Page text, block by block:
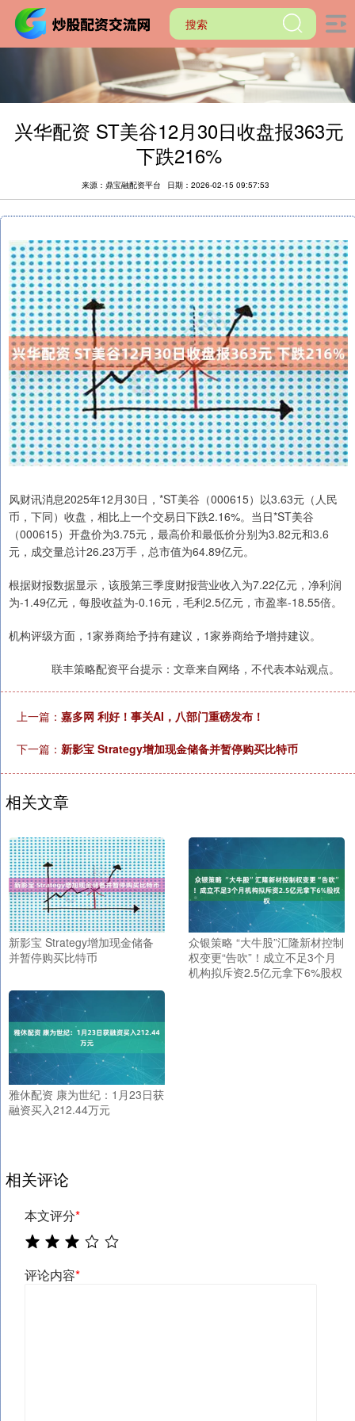
兴华配资 ST美谷12月30日收盘报363元
下跌216%
来源：鼎宝融配资平台 日期：2026-02-15 09:57:53
风财讯消息2025年12月30日，*ST美谷（000615）以3.63元（人民
币，下同）收盘，相比上一个交易日下跌2.16%。当日*ST美谷
（000615）开盘价为3.75元，最高价和最低价分别为3.82元和3.6
元，成交量总计26.23万手，总市值为64.89亿元。
根据财报数据显示，该股第三季度财报营业收入为7.22亿元，净利润
为-1.49亿元，每股收益为-0.16元，毛利2.5亿元，市盈率-18.55倍。
机构评级方面，1家券商给予持有建议，1家券商给予增持建议。
联丰策略配资平台提示：文章来自网络，不代表本站观点。
上一篇： 嘉多网 利好！事关AI，八部门重磅发布！
下一篇： 新影宝 Strategy增加现金储备并暂停购买比特币
相关文章
新影宝 Strategy增加现金储备
并暂停购买比特币
众银策略 “大牛股”汇隆新材控制
权变更“告吹”！成立不足3个月
机构拟斥资2.5亿元拿下6%股权
雅休配资 康为世纪：1月23日获
融资买入212.44万元
相关评论
本文评分*
评论内容*